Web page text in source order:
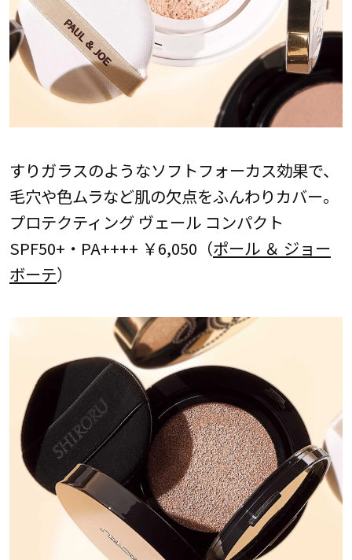
すりガラスのようなソフトフォーカス効果で、
毛穴や色ムラなど肌の欠点をふんわりカバー。
プロテクティング ヴェール コンパクト
SPF50+・PA++++ ￥6,050（ポール ＆ ジョー
ボーテ）